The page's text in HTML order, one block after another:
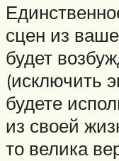
сцен из
будет
(исключить
будете
из своей
то велика